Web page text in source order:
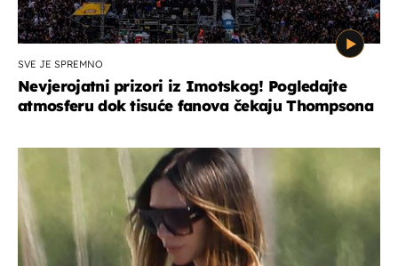
SVE JE SPREMNO
Nevjerojatni prizori iz Imotskog! Pogledajte
atmosferu dok tisuće fanova čekaju Thompsona